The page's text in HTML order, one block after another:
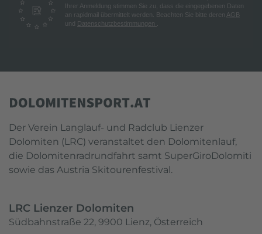
Ihrer Anmeldung stimmen Sie zu, dass die eingegebenen Daten
an rapidmail übermittelt werden. Beachten Sie bitte deren AGB
und
Datenschutzbestimmungen
Der Verein Langlauf- und Radclub Lienzer
Dolomiten (LRC) veranstaltet den Dolomitenlauf,
die Dolomitenradrundfahrt samt SuperGiroDolomiti
sowie das Austria Skitourenfestival.
LRC Lienzer Dolomiten
Südbahnstraße 22, 9900 Lienz, Österreich